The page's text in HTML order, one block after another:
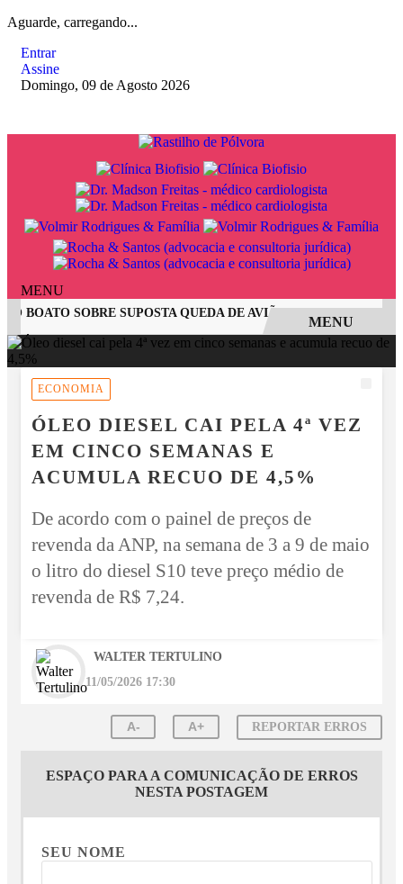
Aguarde, carregando...
Entrar
Assine
Domingo, 09 de Agosto 2026
MENU
SOBRE SUPOSTA QUEDA DE AVIÃO COM JOVENS DE
MENU
ECONOMIA
ÓLEO DIESEL CAI PELA 4ª VEZ
EM CINCO SEMANAS E
ACUMULA RECUO DE 4,5%
De acordo com o painel de preços de
revenda da ANP, na semana de 3 a 9 de maio
o litro do diesel S10 teve preço médio de
revenda de R$ 7,24.
WALTER TERTULINO
11/05/2026 17:30
A- A+ REPORTAR ERROS
ESPAÇO PARA A COMUNICAÇÃO DE ERROS
NESTA POSTAGEM
SEU NOME